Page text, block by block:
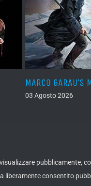
MARCO
03 Agosto 2026
liberamente consentito